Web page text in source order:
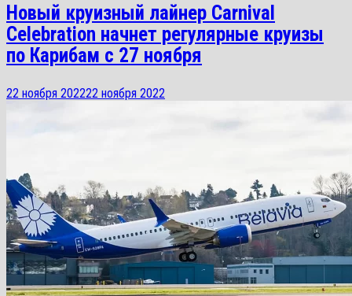
Новый круизный лайнер Carnival
Celebration начнет регулярные круизы
по Карибам с 27 ноября
22 ноября 202222 ноября 2022